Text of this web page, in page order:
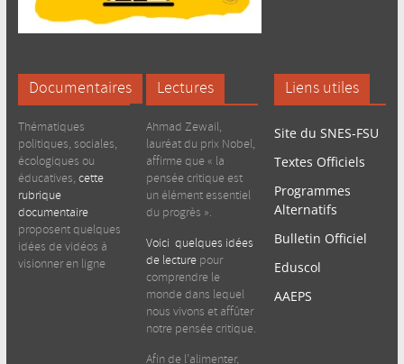
Documentaires
Thématiques
politiques, sociales,
écologiques ou
éducatives, cette
rubrique
documentaire
proposent quelques
idées de vidéos à
visionner en ligne
Lectures
Ahmad Zewail,
lauréat du prix Nobel,
affirme que « la
pensée critique est
un élément essentiel
du progrès ».
Voici quelques idées
de lecture pour
comprendre le
monde dans lequel
nous vivons et affûter
notre pensée critique.
Afin de l’alimenter,
Liens utiles
Site du SNES-FSU
Textes Officiels
Programmes
Alternatifs
Bulletin Officiel
Eduscol
AAEPS